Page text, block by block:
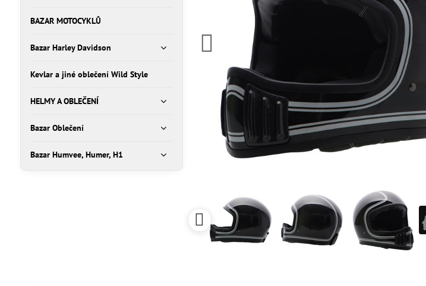
BAZAR MOTOCYKLŮ
Bazar Harley Davidson
Kevlar a jiné oblečení Wild Style
HELMY A OBLEČENÍ
Bazar Oblečení
Bazar Humvee, Humer, H1